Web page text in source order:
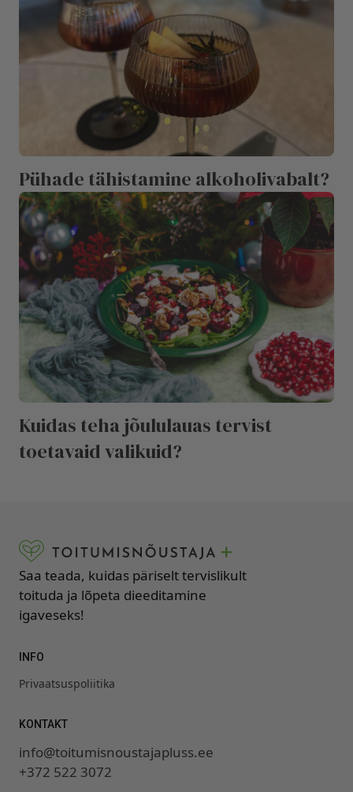
Pühade tähistamine alkoholivabalt?
Kuidas teha jõululauas tervist
toetavaid valikuid?
Saa teada, kuidas päriselt tervislikult
toituda ja lõpeta dieeditamine
igaveseks!
INFO
Privaatsuspoliitika
KONTAKT
info@toitumisnoustajapluss.ee
+372 522 3072